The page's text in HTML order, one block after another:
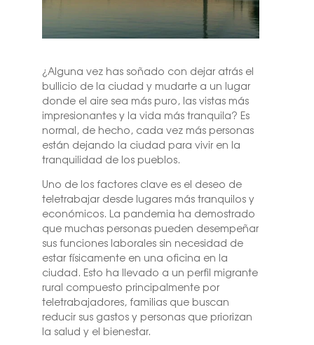
¿Alguna vez has soñado con dejar atrás el
bullicio de la ciudad y mudarte a un lugar
donde el aire sea más puro, las vistas más
impresionantes y la vida más tranquila? Es
normal, de hecho, cada vez más personas
están dejando la ciudad para vivir en la
tranquilidad de los pueblos.
Uno de los factores clave es el deseo de
teletrabajar desde lugares más tranquilos y
económicos. La pandemia ha demostrado
que muchas personas pueden desempeñar
sus funciones laborales sin necesidad de
estar físicamente en una oficina en la
ciudad. Esto ha llevado a un perfil migrante
rural compuesto principalmente por
teletrabajadores, familias que buscan
reducir sus gastos y personas que priorizan
la salud y el bienestar.